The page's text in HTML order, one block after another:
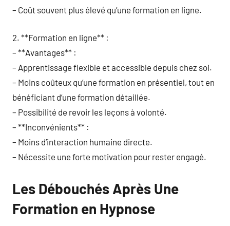
– Coût souvent plus élevé qu’une formation en ligne.
2. **Formation en ligne** :
– **Avantages** :
– Apprentissage flexible et accessible depuis chez soi.
– Moins coûteux qu’une formation en présentiel, tout en
bénéficiant d’une formation détaillée.
– Possibilité de revoir les leçons à volonté.
– **Inconvénients** :
– Moins d’interaction humaine directe.
– Nécessite une forte motivation pour rester engagé.
Les Débouchés Après Une
Formation en Hypnose